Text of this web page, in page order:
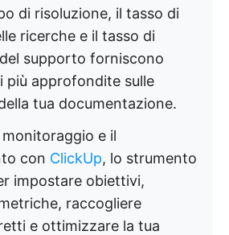
di risoluzione, il tasso di
ricerche e il tasso di
supporto forniscono
più approfondite sulle
tua documentazione.
e il
con ClickUp, lo strumento
impostare obiettivi,
raccogliere
e ottimizzare la tua